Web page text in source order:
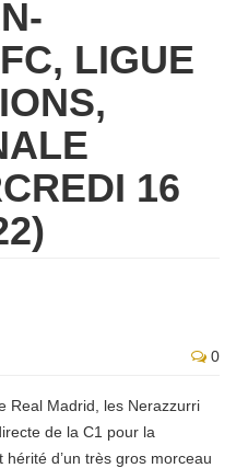
LIGUE
16
0
Real Madrid, les Nerazzurri
de la C1 pour la
d’un très gros morceau